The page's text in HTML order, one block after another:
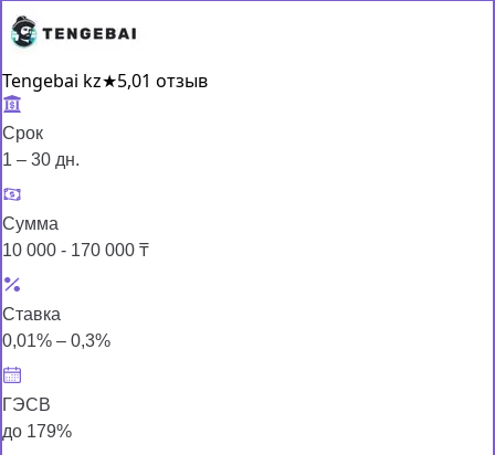
Tengebai kz★5,01 отзыв
Срок
1 – 30 дн.
Сумма
10 000 - 170 000 ₸
Ставка
0,01% – 0,3%
ГЭСВ
до 179%